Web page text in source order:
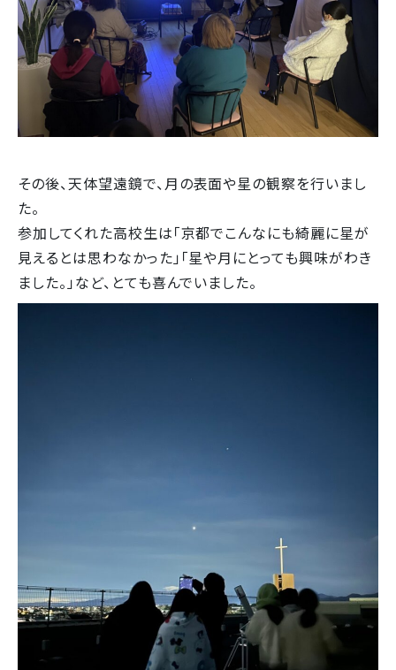
その後、天体望遠鏡で、月の表面や星の観察を行いまし
た。
参加してくれた高校生は「京都でこんなにも綺麗に星が
見えるとは思わなかった」「星や月にとっても興味がわき
ました。」など、とても喜んでいました。